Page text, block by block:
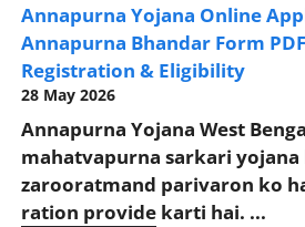
Annapurna Yojana Online
Annapurna Bhandar Form
Registration & Eligibility
28 May 2026
Annapurna Yojana West
mahatvapurna sarkari
zarooratmand parivaron ko
ration provide karti hai. ...